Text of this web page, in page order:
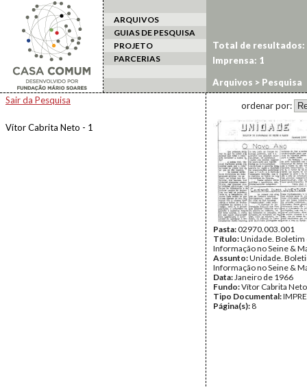
ARQUIVOS
GUIAS DE PESQUISA
PROJETO
PARCERIAS
Arquivos > Pesquisa
Sair da Pesquisa
Vítor Cabrita Neto - 1
Total de resultados:
Imprensa: 1
ordenar por:
Pasta:02970.003.001
Título:Unidade. Boletim
Informação no Seine &
Assunto:Unidade.
Informação no Seine &
Data:Janeiro de 1966
Fundo:Vítor Cabrita Neto
Tipo Documental:
Página(s): 8